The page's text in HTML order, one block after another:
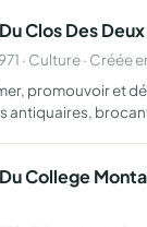
Clos Des
· Culture · Créée
promouvoir et
antiquaires,
College